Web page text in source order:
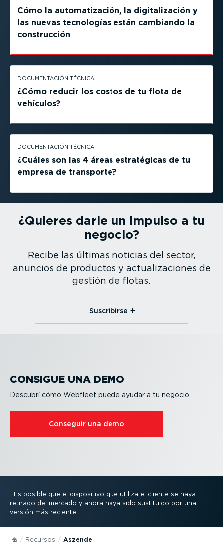
Cómo la automa­ti­zación, la digita­li­zación y
las nuevas tecnologías están cambiando la
construcción
DOCUMEN­TACIÓN TÉCNICA
¿Cómo reducir los costos de tu flota de
vehículos?
DOCUMEN­TACIÓN TÉCNICA
¿Cuáles son las 4 áreas estra­té­gicas de tu
empresa de transporte?
¿Quieres darle un impulso a tu
negocio?
Recibe las últimas noticias del sector,
anuncios de productos y actua­li­za­ciones de
gestión de flotas.
Suscribirse
CONSIGUE UNA DEMO
Descubrí cómo Webfleet puede ayudar a tu negocio.
Conseguir una demo
1 Es posible que el dispositivo que utiliza el cliente se haya
retirado del mercado y ahora haya sido sustituido por una
versión más reciente
Recursos Aszende